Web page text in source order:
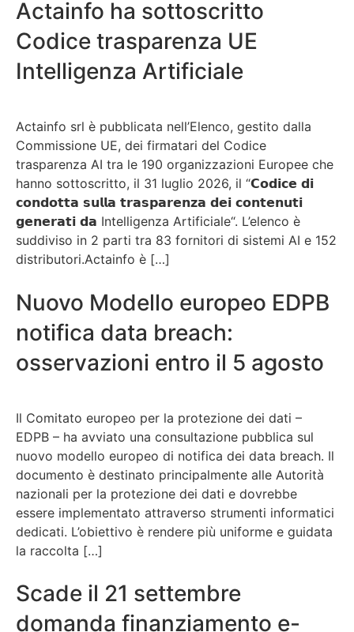
Actainfo ha sottoscritto
Codice trasparenza UE
Intelligenza Artificiale
Actainfo srl è pubblicata nell’Elenco, gestito dalla
Commissione UE, dei firmatari del Codice
trasparenza AI tra le 190 organizzazioni Europee che
hanno sottoscritto, il 31 luglio 2026, il “𝗖𝗼𝗱𝗶𝗰𝗲 𝗱𝗶
𝗰𝗼𝗻𝗱𝗼𝘁𝘁𝗮 𝘀𝘂𝗹𝗹𝗮 𝘁𝗿𝗮𝘀𝗽𝗮𝗿𝗲𝗻𝘇𝗮 𝗱𝗲𝗶 𝗰𝗼𝗻𝘁𝗲𝗻𝘂𝘁𝗶
𝗴𝗲𝗻𝗲𝗿𝗮𝘁𝗶 𝗱𝗮 Intelligenza Artificiale“. L’elenco è
suddiviso in 2 parti tra 83 fornitori di sistemi AI e 152
distributori.Actainfo è […]
Nuovo Modello europeo EDPB
notifica data breach:
osservazioni entro il 5 agosto
Il Comitato europeo per la protezione dei dati –
EDPB – ha avviato una consultazione pubblica sul
nuovo modello europeo di notifica dei data breach. Il
documento è destinato principalmente alle Autorità
nazionali per la protezione dei dati e dovrebbe
essere implementato attraverso strumenti informatici
dedicati. L’obiettivo è rendere più uniforme e guidata
la raccolta […]
Scade il 21 settembre
domanda finanziamento e-